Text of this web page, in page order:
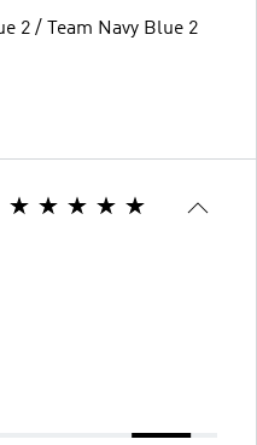
2 / Team Navy Blue 2